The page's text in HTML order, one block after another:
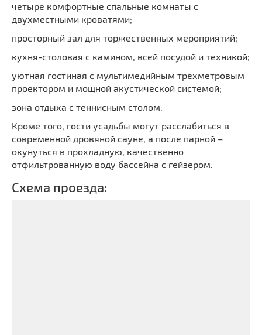
четыре комфортные спальные комнаты с
двухместными кроватями;
просторный зал для торжественных мероприятий;
кухня-столовая с камином, всей посудой и техникой;
уютная гостиная с мультимедийным трехметровым
проектором и мощной акустической системой;
зона отдыха с теннисным столом.
Кроме того, гости усадьбы могут расслабиться в
современной дровяной сауне, а после парной –
окунуться в прохладную, качественно
отфильтрованную воду бассейна с гейзером.
Схема проезда: